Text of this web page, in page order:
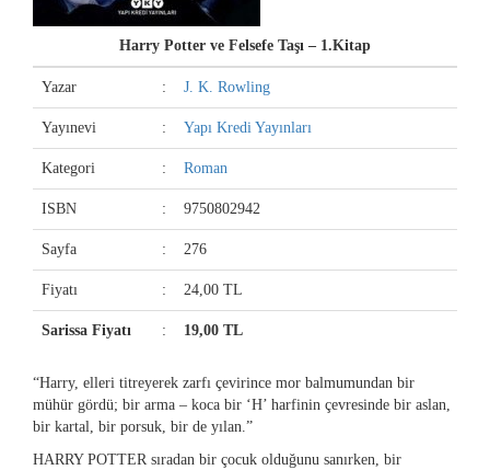
Harry Potter ve Felsefe Taşı – 1.Kitap
Yazar : J. K. Rowling
Yayınevi : Yapı Kredi Yayınları
Kategori : Roman
ISBN : 9750802942
Sayfa : 276
Fiyatı : 24,00 TL
Sarissa Fiyatı : 19,00 TL
“Harry, elleri titreyerek zarfı çevirince mor balmumundan bir
mühür gördü; bir arma – koca bir ‘H’ harfinin çevresinde bir aslan,
bir kartal, bir porsuk, bir de yılan.”
HARRY POTTER sıradan bir çocuk olduğunu sanırken, bir